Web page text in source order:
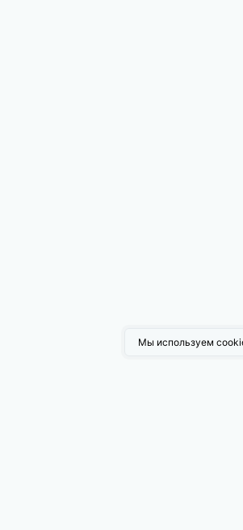
Мы используем